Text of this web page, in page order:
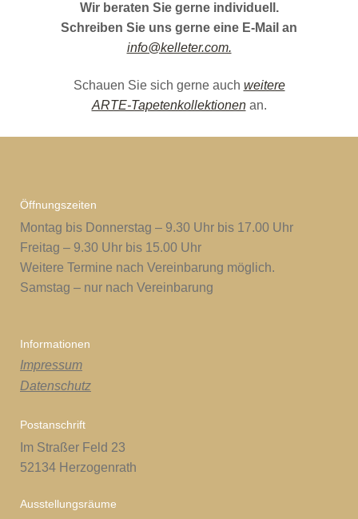
Wir beraten Sie gerne individuell.
Schreiben Sie uns gerne eine E-Mail an
info@kelleter.com.
Schauen Sie sich gerne auch weitere
ARTE-Tapetenkollektionenan.
Öffnungszeiten
Montag bis Donnerstag – 9.30 Uhr bis 17.00 Uhr
Freitag – 9.30 Uhr bis 15.00 Uhr
Weitere Termine nach Vereinbarung möglich.
Samstag – nur nach Vereinbarung
Informationen
Impressum
Datenschutz
Postanschrift
Im Straßer Feld 23
52134 Herzogenrath
Ausstellungsräume